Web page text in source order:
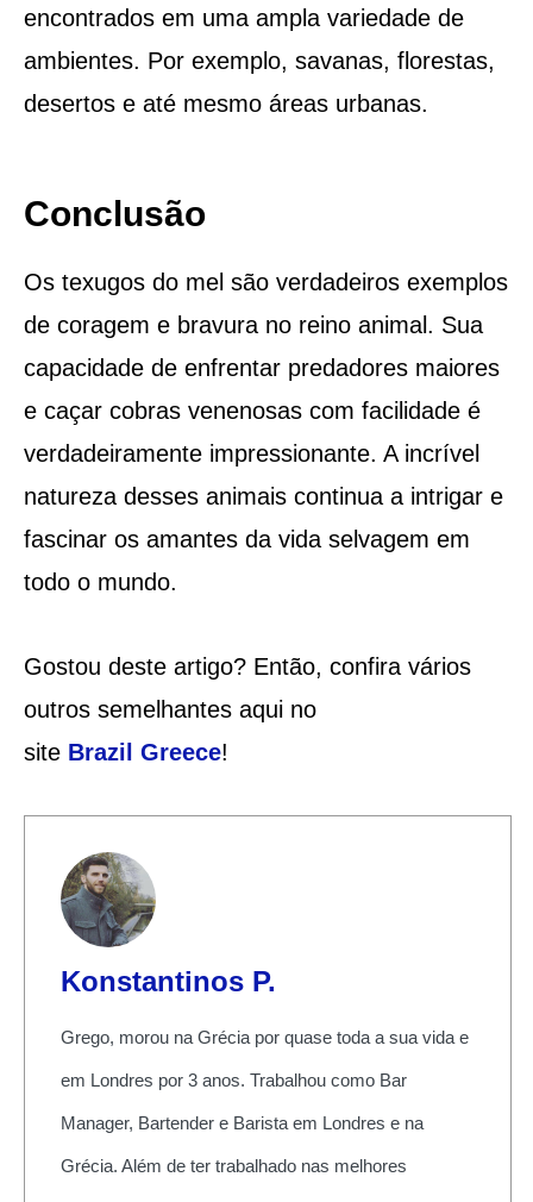
encontrados em uma ampla variedade de
ambientes. Por exemplo, savanas, florestas,
desertos e até mesmo áreas urbanas.
Conclusão
Os texugos do mel são verdadeiros exemplos
de coragem e bravura no reino animal. Sua
capacidade de enfrentar predadores maiores
e caçar cobras venenosas com facilidade é
verdadeiramente impressionante. A incrível
natureza desses animais continua a intrigar e
fascinar os amantes da vida selvagem em
todo o mundo.
Gostou deste artigo? Então, confira vários
outros semelhantes aqui no
site Brazil Greece!
Konstantinos P.
Grego, morou na Grécia por quase toda a sua vida e
em Londres por 3 anos. Trabalhou como Bar
Manager, Bartender e Barista em Londres e na
Grécia. Além de ter trabalhado nas melhores